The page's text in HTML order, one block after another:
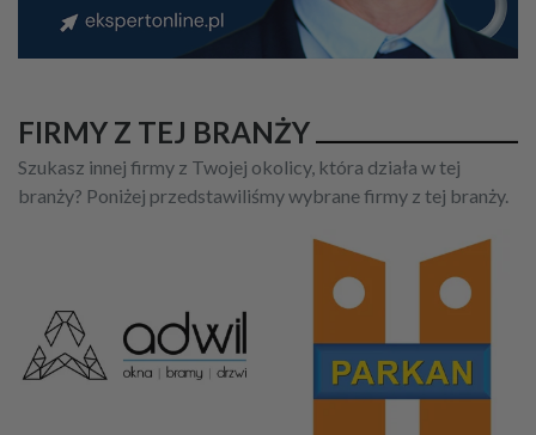
FIRMY Z TEJ BRANŻY
Szukasz innej firmy z Twojej okolicy, która działa w tej
branży? Poniżej przedstawiliśmy wybrane firmy z tej branży.